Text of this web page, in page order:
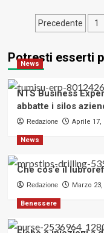
Piantare
tulipani,
fare?
consigli
articoli
Precedente 1
Potresti esserti
News
NTS Business
abbatte i silos
Redazione Aprile 17,
News
Che cos’è il
Redazione Marzo 23,
Benessere